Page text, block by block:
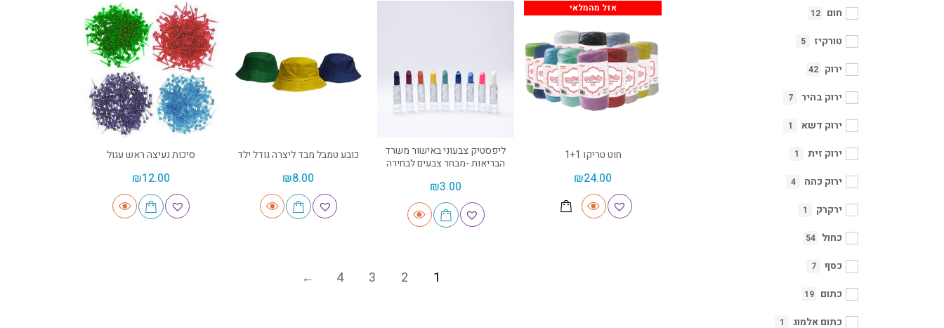
חום 12
טורקיז 5
ירוק 42
ירוק בהיר 7
ירוק דשא 1
ירוק זית 1
ירוק כהה 4
ירקרק 1
כחול 54
כסף 7
כתום 19
כתום אלמוג 1
אזל מהמלאי
חוט טריקו 1+1
₪24.00
ליפסטיק צבעוני באישור משרד
הבריאות -מבחר צבעים לבחירה
₪3.00
כובע טמבל מבד ליצרה גודל ילד
₪8.00
סיכות נעיצה ראש עגול
₪12.00
1
2
3
4